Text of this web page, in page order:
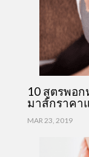
10 สูตรพอก
มาส์กราคา
MAR 23, 2019